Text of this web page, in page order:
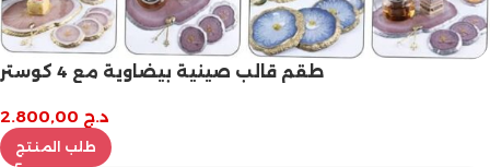
طقم قالب صينية بيضاوية مع 4 كوستر
د.ج
طلب المنتج